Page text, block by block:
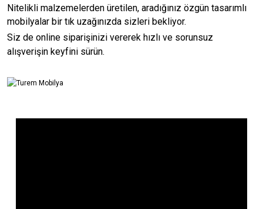
Nitelikli malzemelerden üretilen, aradığınız özgün tasarımlı
mobilyalar bir tık uzağınızda sizleri bekliyor.
Siz de online siparişinizi vererek hızlı ve sorunsuz
alışverişin keyfini sürün.